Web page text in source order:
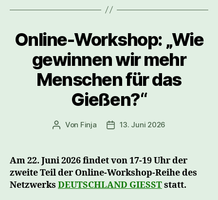
Online-Workshop: „Wie
gewinnen wir mehr
Menschen für das
Gießen?“
Beitragsautor
Von Finja Veröffentlichungsdatum
13. Juni 2026
Am 22. Juni 2026 findet von 17-19 Uhr der
zweite Teil der Online-Workshop-Reihe des
Netzwerks DEUTSCHLAND GIESSTstatt.